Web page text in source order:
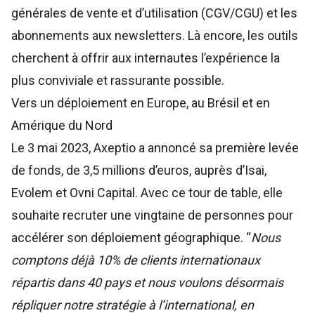
générales de vente et d’utilisation (CGV/CGU) et les
abonnements aux newsletters. Là encore, les outils
cherchent à offrir aux internautes l’expérience la
plus conviviale et rassurante possible.
Vers un déploiement en Europe, au Brésil et en
Amérique du Nord
Le 3 mai 2023, Axeptio a annoncé sa première levée
de fonds, de 3,5 millions d’euros, auprès d’Isai,
Evolem et Ovni Capital. Avec ce tour de table, elle
souhaite recruter une vingtaine de personnes pour
accélérer son déploiement géographique. “Nous
comptons déjà 10% de clients internationaux
répartis dans 40 pays et nous voulons désormais
répliquer notre stratégie à l’international, en